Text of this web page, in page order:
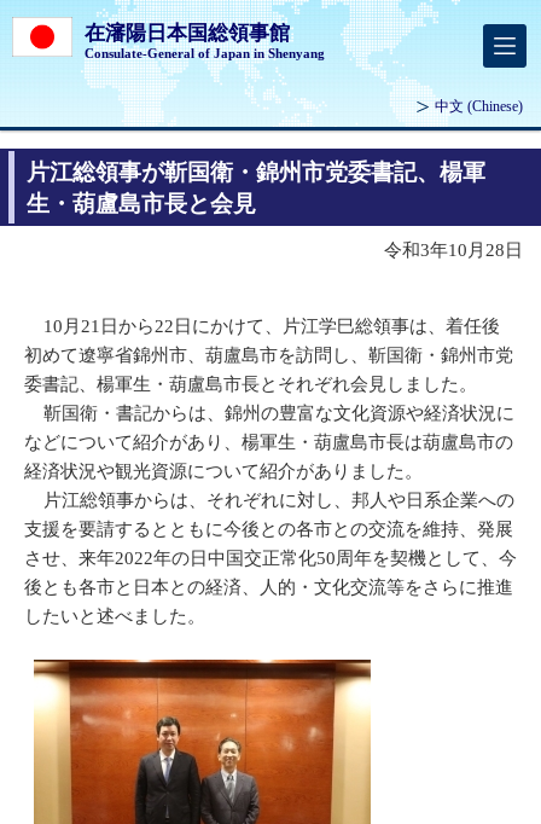
在瀋陽日本国総領事館
Consulate-General of Japan in Shenyang
中文 (Chinese)
片江総領事が靳国衛・錦州市党委書記、楊軍
生・葫盧島市長と会見
令和3年10月28日
10月21日から22日にかけて、片江学巳総領事は、着任後
初めて遼寧省錦州市、葫盧島市を訪問し、靳国衛・錦州市党
委書記、楊軍生・葫盧島市長とそれぞれ会見しました。
靳国衛・書記からは、錦州の豊富な文化資源や経済状況に
などについて紹介があり、楊軍生・葫盧島市長は葫盧島市の
経済状況や観光資源について紹介がありました。
片江総領事からは、それぞれに対し、邦人や日系企業への
支援を要請するとともに今後との各市との交流を維持、発展
させ、来年2022年の日中国交正常化50周年を契機として、今
後とも各市と日本との経済、人的・文化交流等をさらに推進
したいと述べました。